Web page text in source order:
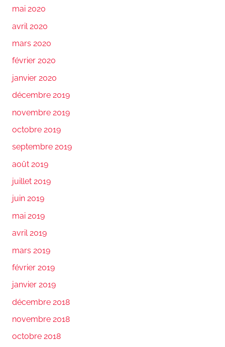
mai 2020
avril 2020
mars 2020
février 2020
janvier 2020
décembre 2019
novembre 2019
octobre 2019
septembre 2019
août 2019
juillet 2019
juin 2019
mai 2019
avril 2019
mars 2019
février 2019
janvier 2019
décembre 2018
novembre 2018
octobre 2018